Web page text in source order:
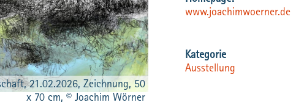
21.02.2026, Zeichnung, 50
x 70 cm, © Joachim Wörner
www.joachimwoerner.de
Ausstellung